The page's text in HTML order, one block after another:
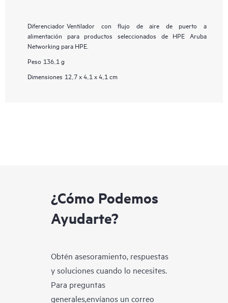
Diferenciador Ventilador con flujo de aire de puerto a
alimentación para productos seleccionados de HPE Aruba
Networking para HPE.
Peso 136,1 g
Dimensiones 12,7 x 4,1 x 4,1 cm
¿Cómo Podemos
Ayudarte?
Obtén asesoramiento, respuestas
y soluciones cuando lo necesites.
Para preguntas
generales,envíanos un correo